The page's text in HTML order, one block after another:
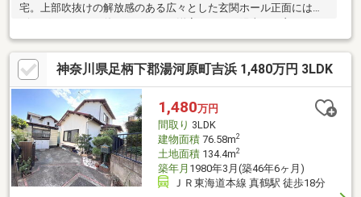
宅。上部吹抜けの解放感のある広々とした玄関ホール正面にはリ
ルームに出られます。室内は木の温もりを感じる温かみのある色
使い。フローリングの色味や素材を変えていたり、石やレンガ調
のタイルシートがアクセントに。陽当りの良いお庭はBBQをした
り、フェンスを付けてワンちゃん喜ぶドッグランにしたり、家庭
菜園をしたり…愉しみ方色々！
神奈川県足柄下郡湯河原町吉浜 1,480万円 3LDK
1,480万円
間取り 3LDK
建物面積76.58m2
土地面積134.4m2
築年月 1980年3月(築46年6ヶ月)
ＪＲ東海道本線 真鶴駅 徒歩18分